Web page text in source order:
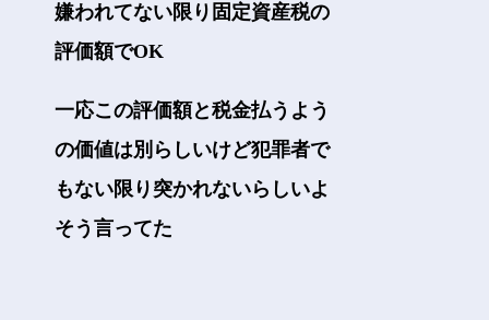
嫌われてない限り固定資産税の
評価額でOK
一応この評価額と税金払うよう
の価値は別らしいけど犯罪者で
もない限り突かれないらしいよ
そう言ってた